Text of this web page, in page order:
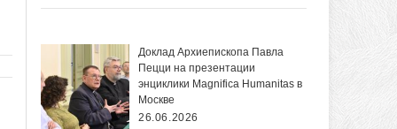
Доклад Архиепископа Павла
Пецци на презентации
энциклики Magnifica Нumanitas в
Москве
26.06.2026